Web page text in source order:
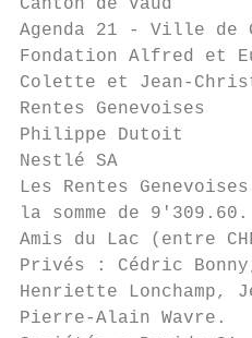
Canton de Vaud
Agenda 21 -
Fondation Alfred
Colette et Jean-
Rentes
Philippe Dutoit
Nestlé SA
Les Rentes
la somme de 9'309.60.
Amis du Lac (entre
Privés : Cédric
Henriette Lonchamp,
Pierre-Alain Wavre.